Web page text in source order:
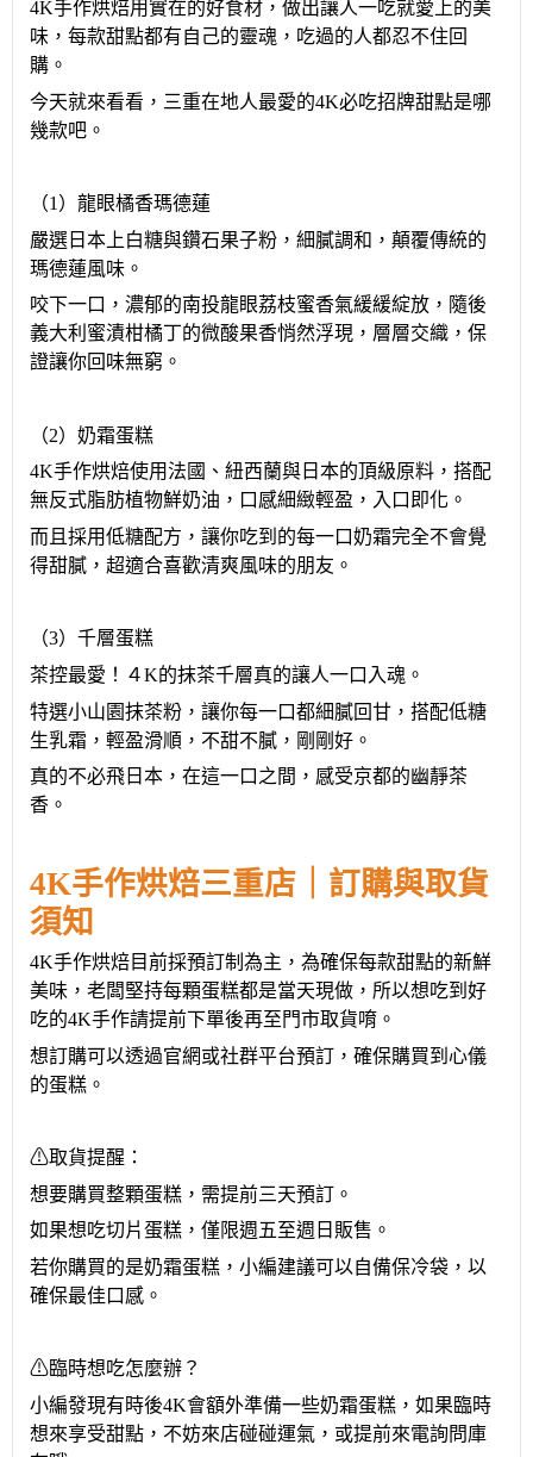
4K手作烘焙用實在的好食材，做出讓人一吃就愛上的美
味，每款甜點都有自己的靈魂，吃過的人都忍不住回
購 。
今天就來看看 ， 三重在地人最愛的4K必吃招牌甜點是哪
幾款吧 。
（1） 龍眼橘香瑪德蓮
嚴選日本上白糖與鑽石果子粉，細膩調和，顛覆傳統的
瑪德蓮風味。
咬下一口，濃郁的南投龍眼荔枝蜜香氣緩緩綻放，隨後
義大利蜜漬柑橘丁的微酸果香悄然浮現，層層交織， 保
證讓你回味無窮。
（2） 奶霜蛋糕
4K手作烘焙使用法國、紐西蘭與日本的頂級原料，搭配
無反式脂肪植物鮮奶油，口感細緻輕盈，入口即化 。
而且採用低糖配方，讓你吃到的每一口奶霜完全不會覺
得甜膩，超適合喜歡清爽風味的朋友 。
（3） 千層蛋糕
茶控最愛 ！ ４K的抹茶千層真的讓人一口入魂 。
特選小山園抹茶粉 ，讓你每一口都細膩回甘， 搭配低糖
生乳霜，輕盈滑順，不甜不膩，剛剛好 。
真的不必飛日本，在這一口之間，感受京都的幽靜茶
香。
4K手作烘焙三重店 ｜訂購與取貨
須知
4K手作烘焙目前採預訂制 為主 ，為確保每款甜點的新鮮
美味， 老闆堅持每顆蛋糕都是當天現做，所以想吃到好
吃的4K手作請提前下單後再至門市取貨唷 。
想訂購可以透過官網或社群平台預訂， 確保購買到心儀
的蛋糕。
⚠取貨提醒：
想要購買整顆蛋糕，需提前三天預訂。
如果想吃切片蛋糕，僅限週五至週日販售。
若你購買的是奶霜蛋糕， 小編建議可以自備保冷袋，以
確保最佳口感。
⚠臨時想吃怎麼辦？
小編發現有時後4K會額外準備一些奶霜蛋糕，如果臨時
想來享受甜點，不妨來店碰碰運氣，或提前來電詢問庫